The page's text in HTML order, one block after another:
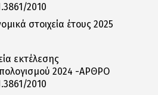
2010
στοιχεία έτους 2025
εκτέλεσης
2024 -ΑΡΘΡΟ
2010